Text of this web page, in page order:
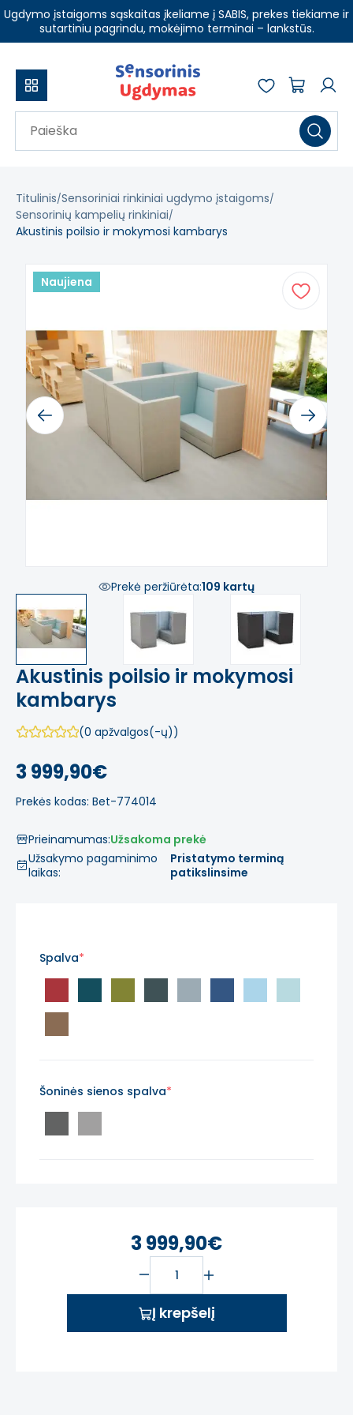
Ugdymo įstaigoms sąskaitas įkeliame į SABIS, prekes tiekiame ir
sutartiniu pagrindu, mokėjimo terminai – lankstūs.
Titulinis Sensoriniai rinkiniai ugdymo įstaigoms
Sensorinių kampelių rinkiniai
Akustinis poilsio ir mokymosi kambarys
Naujiena
Previous Next
Prekė peržiūrėta:109 kartų
Akustinis poilsio ir mokymosi
kambarys
(0 apžvalgos(-ų))
3 999,90€
Prekės kodas: Bet-774014
Prieinamumas:Užsakoma prekė
Užsakymo pagaminimo
laikas:
Pristatymo terminą
patikslinsime
Spalva
Šoninės sienos spalva
3 999,90€
Į krepšelį